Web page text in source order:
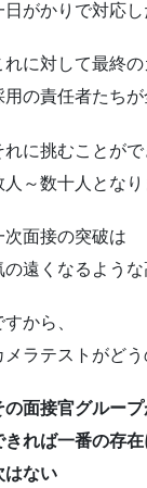
日がかりで対応し
れに対して最終の
用の責任者たちが
れに挑むことがで
人～数十人となり
次面接の突破は
の遠くなるような
すから、
メラテストがどう
の面接官グループ
きれば一番の存在
はない